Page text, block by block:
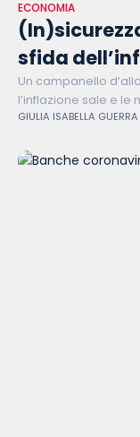
ECONOMIA
sfida
Un campanello
l’inflazione sale e
L'Unione europea,
GIULIA ISABELLA GUERRA